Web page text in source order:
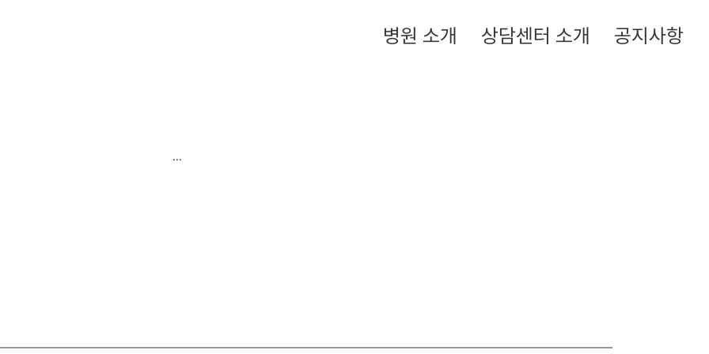
병원 소개 상담센터 소개 공지사항
...